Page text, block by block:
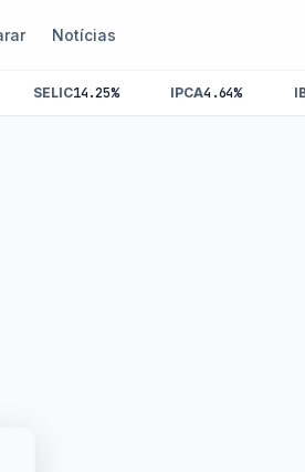
Notícias
IPCA4.64% IBOVR$ 178.000,23